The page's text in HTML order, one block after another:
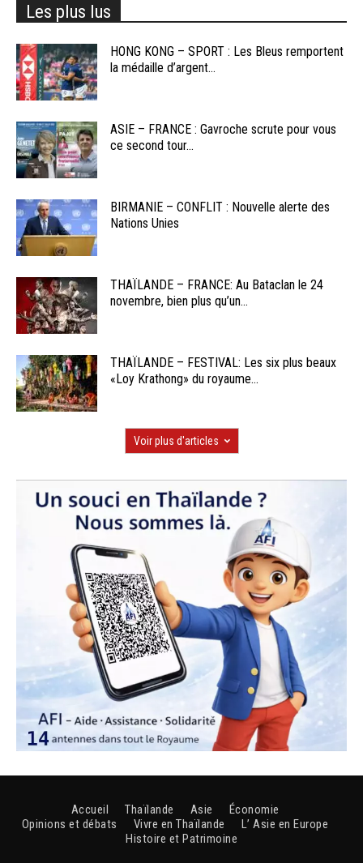
Les plus lus
HONG KONG – SPORT : Les Bleus remportent
la médaille d’argent...
ASIE – FRANCE : Gavroche scrute pour vous
ce second tour...
BIRMANIE – CONFLIT : Nouvelle alerte des
Nations Unies
THAÏLANDE – FRANCE: Au Bataclan le 24
novembre, bien plus qu’un...
THAÏLANDE – FESTIVAL: Les six plus beaux
«Loy Krathong» du royaume...
Voir plus d'articles
Accueil Thaïlande Asie
Économie
Opinions et débats
Vivre en Thaïlande
L’ Asie en Europe
Histoire et Patrimoine